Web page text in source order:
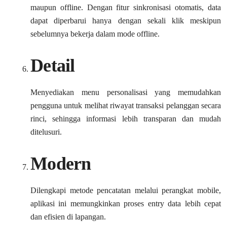
maupun offline. Dengan fitur sinkronisasi otomatis, data
dapat diperbarui hanya dengan sekali klik meskipun
sebelumnya bekerja dalam mode offline.
Detail
Menyediakan menu personalisasi yang memudahkan
pengguna untuk melihat riwayat transaksi pelanggan secara
rinci, sehingga informasi lebih transparan dan mudah
ditelusuri.
Modern
Dilengkapi metode pencatatan melalui perangkat mobile,
aplikasi ini memungkinkan proses entry data lebih cepat
dan efisien di lapangan.